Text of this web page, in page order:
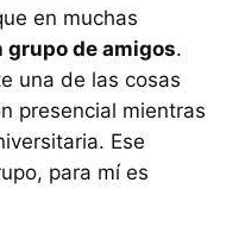
en muchas
grupo de amigos.
una de las cosas
presencial mientras
Ese
para mí es